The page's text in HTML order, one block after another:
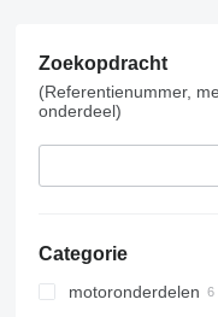
Zoekopdracht
(Referentienummer,
onderdeel)
Categorie
motoronderdelen